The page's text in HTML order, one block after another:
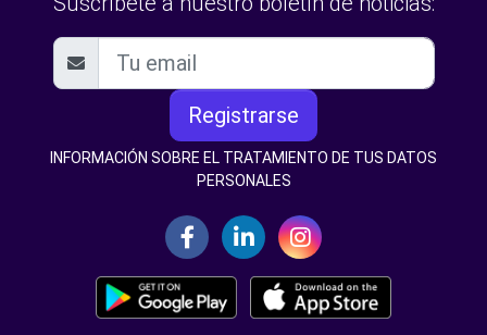
Registrarse
INFORMACIÓN SOBRE EL TRATAMIENTO DE TUS DATOS
PERSONALES